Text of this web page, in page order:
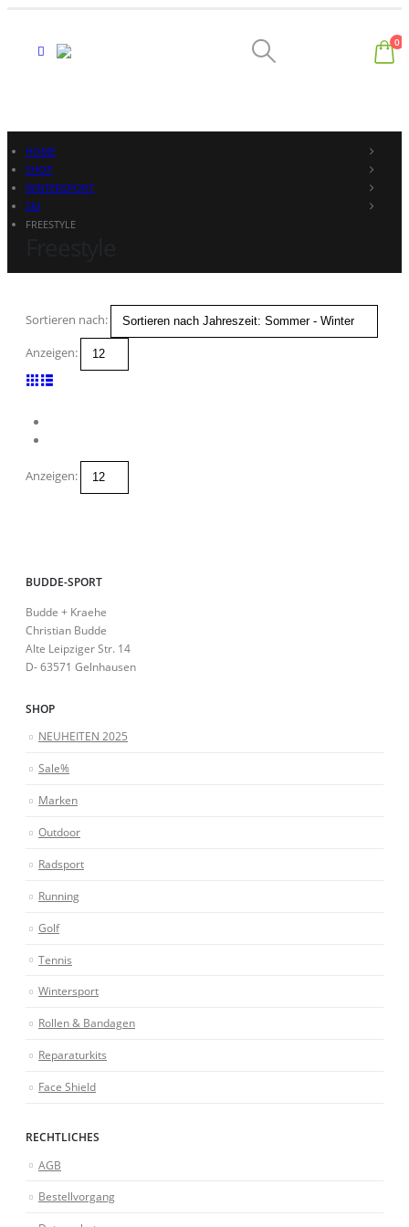
0
HOME
SHOP
WINTERSPORT
SKI
FREESTYLE
Sortieren nach:
Anzeigen:
Anzeigen:
BUDDE-SPORT
Budde + Kraehe
Christian Budde
Alte Leipziger Str. 14
D- 63571 Gelnhausen
SHOP
NEUHEITEN 2025
Sale%
Marken
Outdoor
Radsport
Running
Golf
Tennis
Wintersport
Rollen & Bandagen
Reparaturkits
Face Shield
RECHTLICHES
AGB
Bestellvorgang